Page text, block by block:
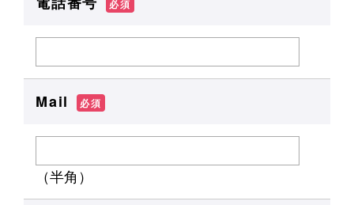
必須
Mail 必須
（半角）